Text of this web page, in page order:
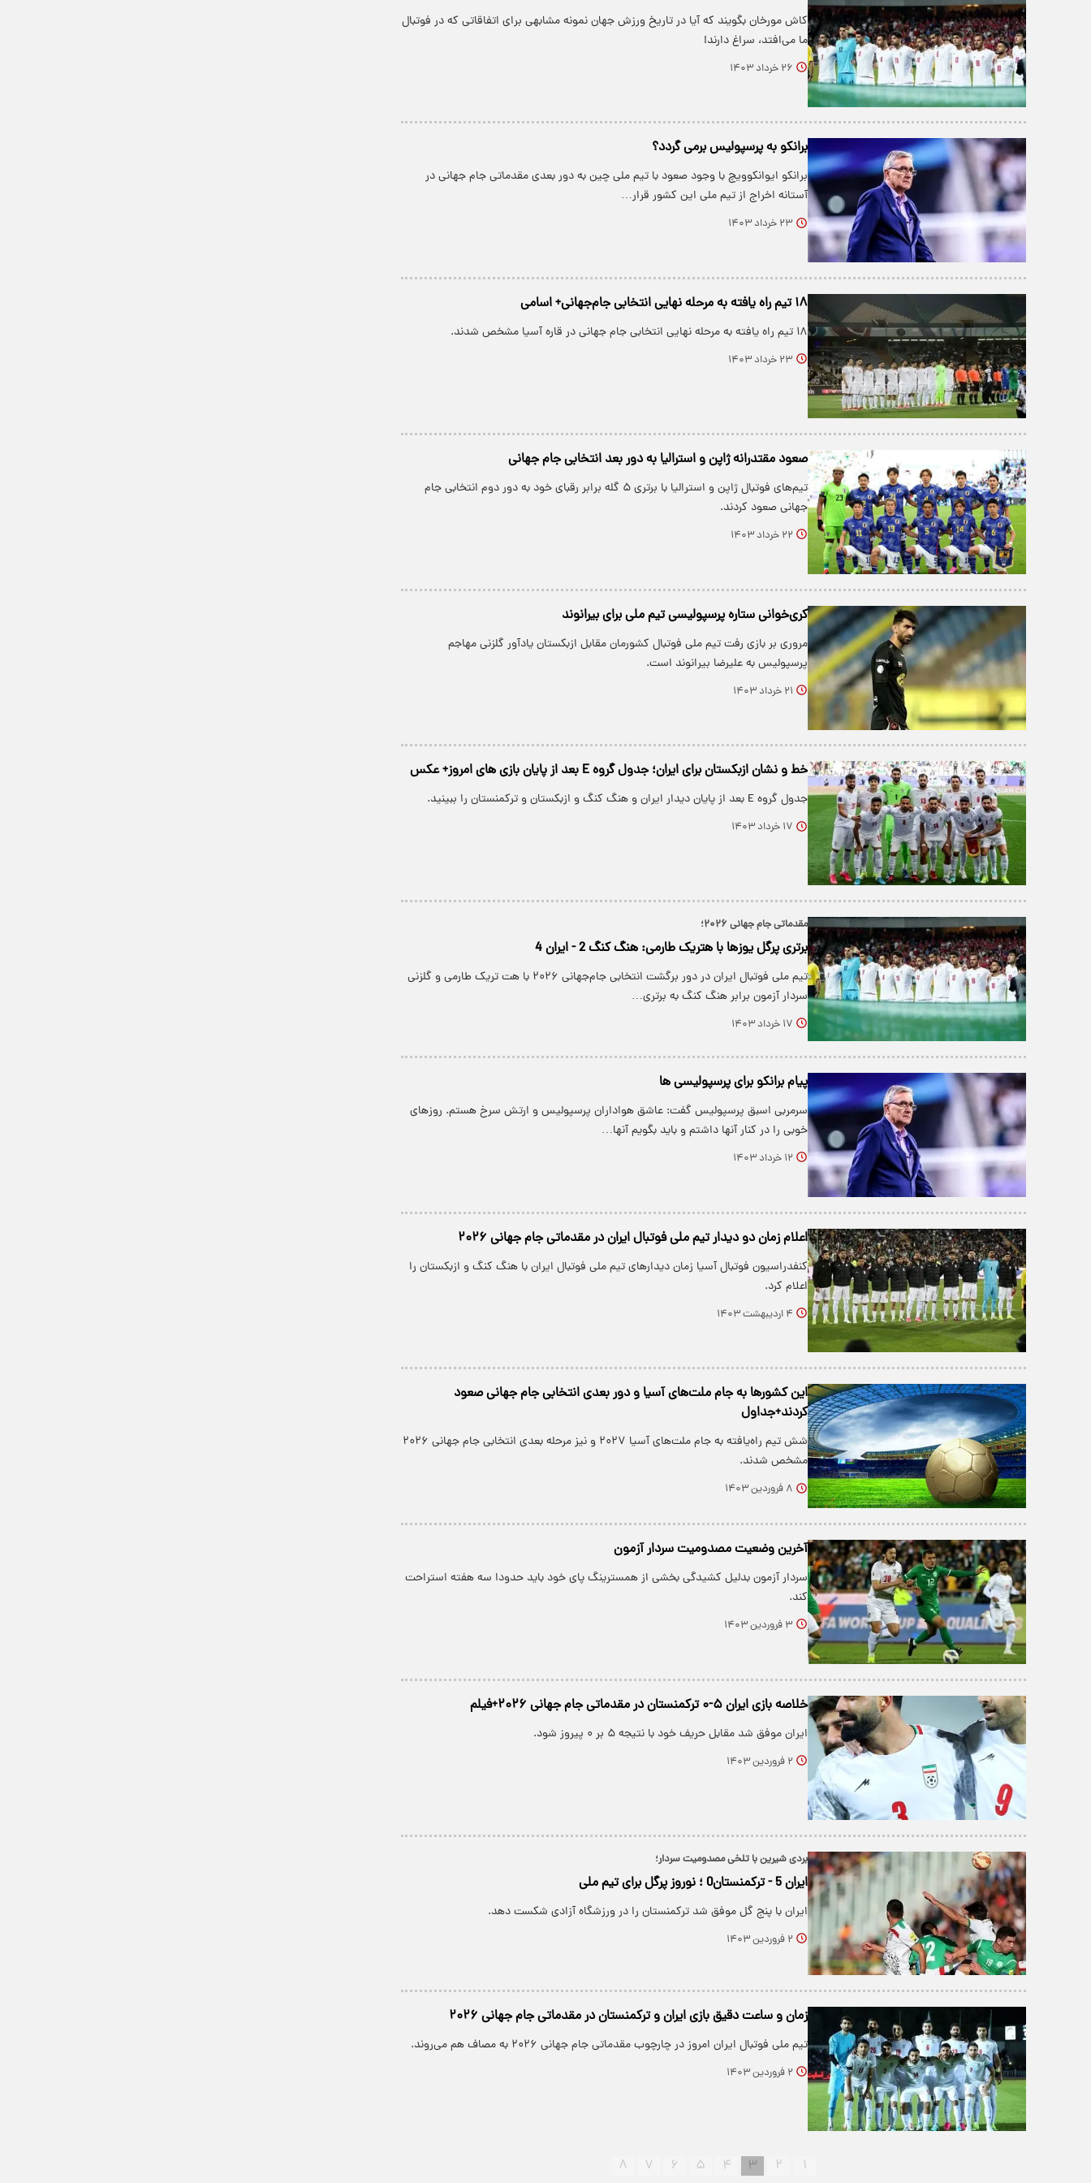
کاش مورخان بگویند که آیا در تاریخ ورزش جهان نمونه مشابهی برای اتفاقاتی که در فوتبال
ما می‌افتد، سراغ دارند!
۲۶ خرداد ۱۴۰۳
برانکو به پرسپولیس برمی گردد؟
برانکو ایوانکوویچ با وجود صعود با تیم ملی چین به دور بعدی مقدماتی جام جهانی در
آستانه اخراج از تیم ملی این کشور قرار…
۲۳ خرداد ۱۴۰۳
۱۸ تیم راه یافته به مرحله نهایی انتخابی جام‌جهانی+ اسامی
۱۸ تیم راه یافته به مرحله نهایی انتخابی جام جهانی در قاره آسیا مشخص شدند.
۲۳ خرداد ۱۴۰۳
صعود مقتدرانه ژاپن و استرالیا به دور بعد انتخابی جام جهانی
تیم‌های فوتبال ژاپن و استرالیا با برتری ۵ گله برابر رقبای خود به دور دوم انتخابی جام
جهانی صعود کردند.
۲۲ خرداد ۱۴۰۳
کری‌خوانی ستاره پرسپولیسی تیم ملی برای بیرانوند
مروری بر بازی رفت تیم ملی فوتبال کشورمان مقابل ازبکستان یادآور گلزنی مهاجم
پرسپولیس به علیرضا بیرانوند است.
۲۱ خرداد ۱۴۰۳
خط و نشان ازبکستان برای ایران؛ جدول گروه E بعد از پایان بازی های امروز+ عکس
جدول گروه E بعد از پایان دیدار ایران و هنگ کنگ و ازبکستان و ترکمنستان را ببینید.
۱۷ خرداد ۱۴۰۳
مقدماتی جام جهانی ۲۰۲۶؛
برتری پرگل یوزها با هتریک طارمی: هنگ کنگ 2 - ایران 4
تیم‌ ملی فوتبال ایران در دور برگشت انتخابی جام‌جهانی ۲۰۲۶ با هت تریک طارمی و گلزنی
سردار آزمون برابر هنگ کنگ به برتری…
۱۷ خرداد ۱۴۰۳
پیام برانکو برای پرسپولیسی ها
سرمربی اسبق پرسپولیس گفت: عاشق هواداران پرسپولیس و ارتش سرخ هستم. روزهای
خوبی را در کنار آنها داشتم و باید بگویم آنها…
۱۲ خرداد ۱۴۰۳
اعلام زمان دو دیدار تیم ملی فوتبال ایران در مقدماتی جام جهانی ۲۰۲۶
کنفدراسیون فوتبال آسیا زمان دیدارهای تیم ملی فوتبال ایران با هنگ کنگ و ازبکستان را
اعلام کرد.
۴ اردیبهشت ۱۴۰۳
این کشورها به جام ملت‌های آسیا و دور بعدی انتخابی جام جهانی صعود
کردند+جداول
شش تیم راه‌یافته به جام ملت‌های آسیا ۲۰۲۷ و نیز مرحله بعدی انتخابی جام جهانی ۲۰۲۶
مشخص شدند.
۸ فروردین ۱۴۰۳
آخرین وضعیت مصدومیت سردار آزمون
سردار آزمون بدلیل کشیدگی بخشی از همسترینگ پای خود باید حدودا سه هفته استراحت
کند.
۳ فروردین ۱۴۰۳
خلاصه بازی ایران ۵-۰ ترکمنستان در مقدماتی جام جهانی ۲۰۲۶+فیلم
ایران موفق شد مقابل حریف خود با نتیجه ۵ بر ۰ پیروز شود.
۲ فروردین ۱۴۰۳
بردی شیرین با تلخی مصدومیت سردار؛
ایران 5 - ترکمنستان0 ؛ نوروز پرگل برای تیم ملی
ایران با پنج گل موفق شد ترکمنستان را در ورزشگاه آزادی شکست دهد.
۲ فروردین ۱۴۰۳
زمان و ساعت دقیق بازی ایران و ترکمنستان در مقدماتی جام جهانی ۲۰۲۶
تیم ملی فوتبال ایران امروز در چارچوب مقدماتی جام جهانی ۲۰۲۶ به مصاف هم می‌روند.
۲ فروردین ۱۴۰۳
۱ ۲ ۳ ۴ ۵ ۶ ۷ ۸